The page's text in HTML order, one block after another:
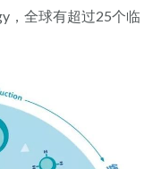
，全球有超过25个临